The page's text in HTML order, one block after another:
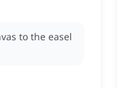
to the easel